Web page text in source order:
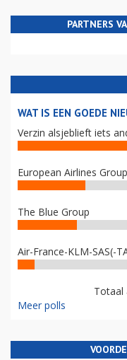
PARTNERS
WAT IS EEN GOEDE
Verzin alsjeblieft iets
European Airlines
The Blue Group
Air-France-KLM-SAS(-
Totaal
Meer polls